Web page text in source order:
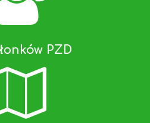
PZD